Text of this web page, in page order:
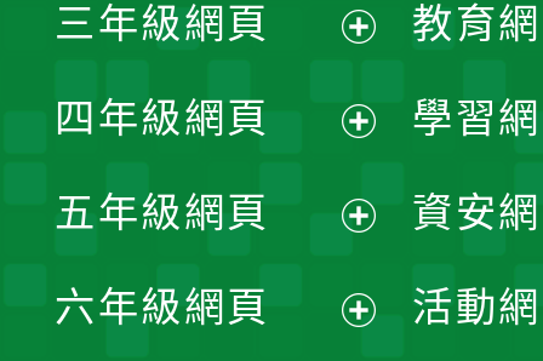
選
單
開
選
單
三年級網頁
開
選
單
四年級網頁
開
選
五年級網頁
開
六年級網頁
教育
學習
資安
活動